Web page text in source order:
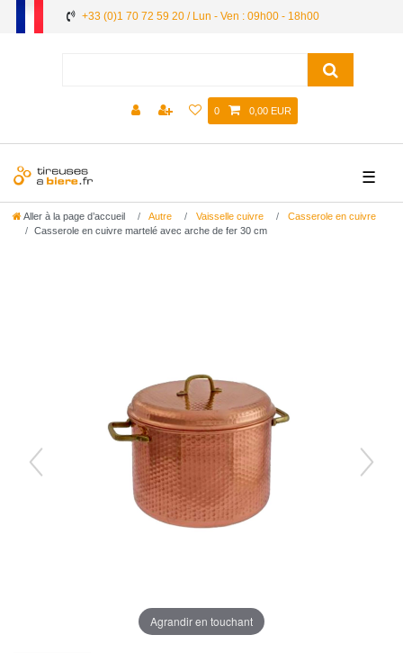
+33 (0)1 70 72 59 20 / Lun - Ven : 09h00 - 18h00
0 0,00 EUR
☰
Aller à la page d’accueil Autre Vaisselle cuivre
Casserole en cuivre
Сasserole en cuivre martelé avec arche de fer 30 cm
Agrandir en touchant